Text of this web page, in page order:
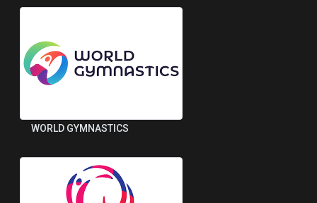
WORLD GYMNASTICS